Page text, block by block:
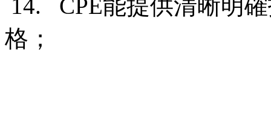
14. CPE能提供清晰明
格；